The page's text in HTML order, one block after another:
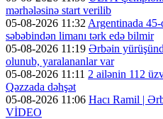
mərhələsinə start verilib
05-08-2026 11:32Argentinada
səbəbindən limanı tərk edə bilmir
05-08-2026 11:19 Ərbəin
olunub, yaralananlar var
05-08-2026 11:11 2 ailənin 112
Qəzzada dəhşət
05-08-2026 11:06 Hacı Ramil |
VİDEO